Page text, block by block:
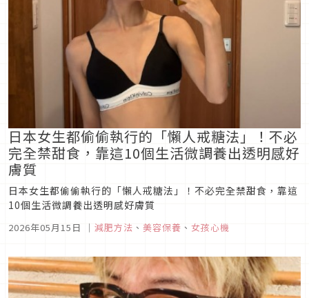
日本女生都偷偷執行的「懶人戒糖法」！不必
完全禁甜食，靠這10個生活微調養出透明感好
膚質
日本女生都偷偷執行的「懶人戒糖法」！不必完全禁甜食，靠這
10個生活微調養出透明感好膚質
2026年05月15日 ｜ 減肥方法 、 美容保養 、 女孩心機